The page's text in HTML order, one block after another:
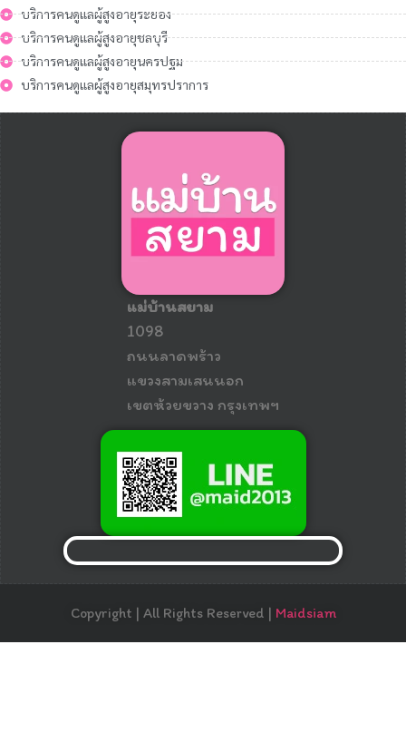
บริการคนดูแลผู้สูงอายุระยอง
บริการคนดูแลผู้สูงอายุชลบุรี
บริการคนดูแลผู้สูงอายุนครปฐม
บริการคนดูแลผู้สูงอายุสมุทรปราการ
แม่บ้านสยาม
1098
ถนนลาดพร้าว
แขวงสามเสนนอก
เขตห้วยขวาง กรุงเทพฯ
Copyright | All Rights Reserved | Maidsiam